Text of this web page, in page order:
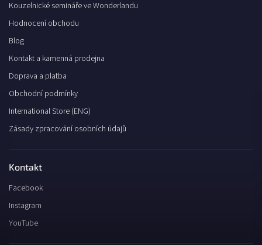
Kouzelnické semináře ve Wonderlandu
Hodnocení obchodu
Blog
Kontakt a kamenná prodejna
Doprava a platba
Obchodní podmínky
International Store (ENG)
Zásady zpracování osobních údajů
Kontakt
Facebook
Instagram
YouTube